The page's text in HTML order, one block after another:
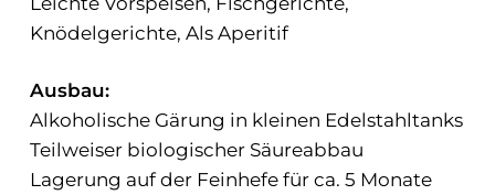
Knödelgerichte, Als Aperitif
Ausbau:
Alkoholische Gärung in kleinen Edelstahltanks
Teilweiser biologischer Säureabbau
Lagerung auf der Feinhefe für ca. 5 Monate